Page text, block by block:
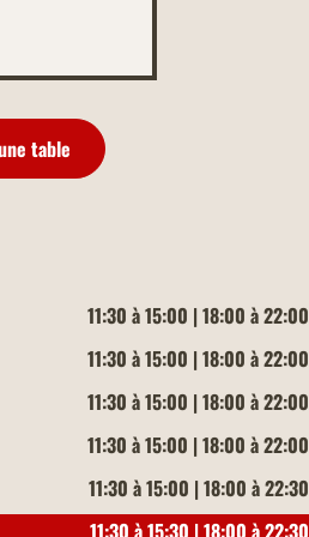
table
11:30 à 15:00 | 18:00 à 22:00
11:30 à 15:00 | 18:00 à 22:00
11:30 à 15:00 | 18:00 à 22:00
11:30 à 15:00 | 18:00 à 22:00
11:30 à 15:00 | 18:00 à 22:30
11:30 à 15:30 | 18:00 à 22:30